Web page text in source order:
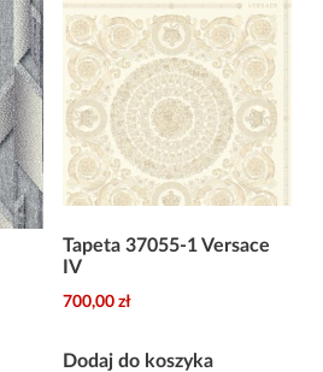
Tapeta 37055-1 Versace
IV
700,00 zł
Dodaj do koszyka